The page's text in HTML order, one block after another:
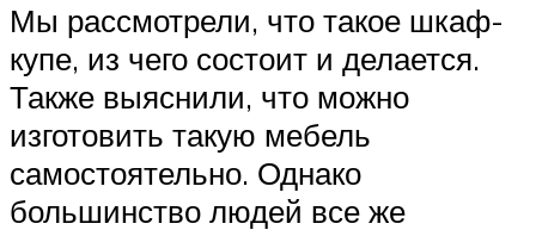
Мы рассмотрели, что такое шкаф-
купе, из чего состоит и делается.
Также выяснили, что можно
изготовить такую мебель
самостоятельно. Однако
большинство людей все же